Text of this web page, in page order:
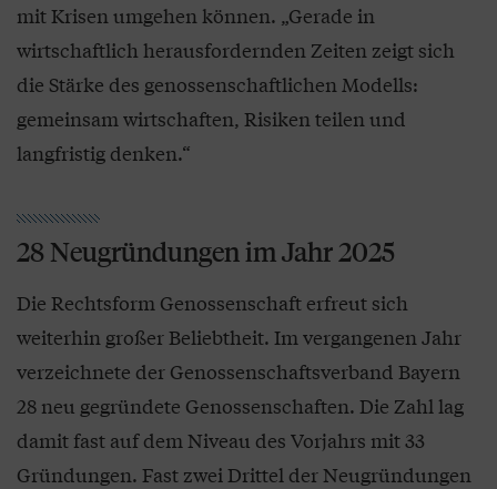
mit Krisen umgehen können. „Gerade in
wirtschaftlich herausfordernden Zeiten zeigt sich
die Stärke des genossenschaftlichen Modells:
gemeinsam wirtschaften, Risiken teilen und
langfristig denken.“
28 Neugründungen im Jahr 2025
Die Rechtsform Genossenschaft erfreut sich
weiterhin großer Beliebtheit. Im vergangenen Jahr
verzeichnete der Genossenschaftsverband Bayern
28 neu gegründete Genossenschaften. Die Zahl lag
damit fast auf dem Niveau des Vorjahrs mit 33
Gründungen. Fast zwei Drittel der Neugründungen